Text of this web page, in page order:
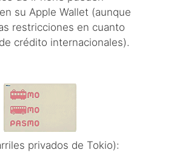
su Apple Wallet (aunque
restricciones en cuanto
crédito internacionales).
privados de Tokio):